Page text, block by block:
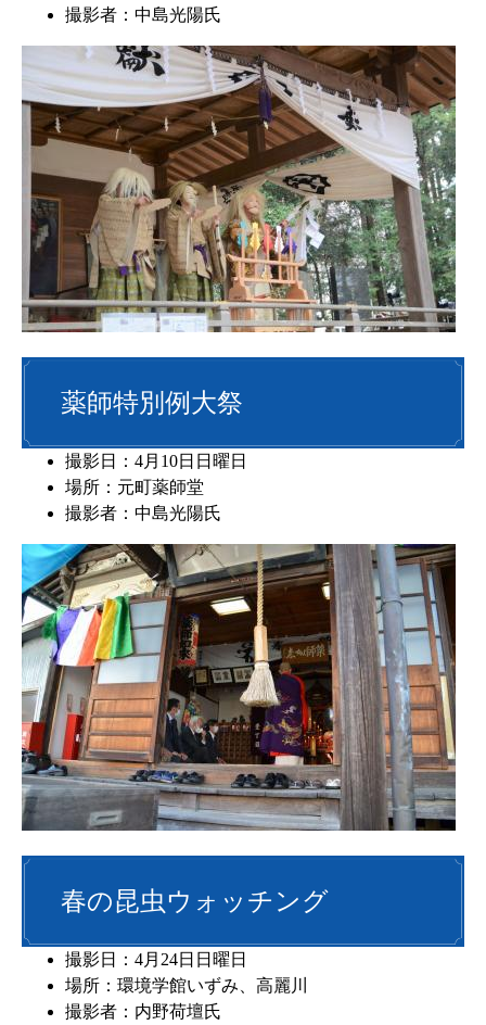
撮影者：中島光陽氏
薬師特別例大祭
撮影日：4月10日日曜日
場所：元町薬師堂
撮影者：中島光陽氏
春の昆虫ウォッチング
撮影日：4月24日日曜日
場所：環境学館いずみ、高麗川
撮影者：内野荷壇氏